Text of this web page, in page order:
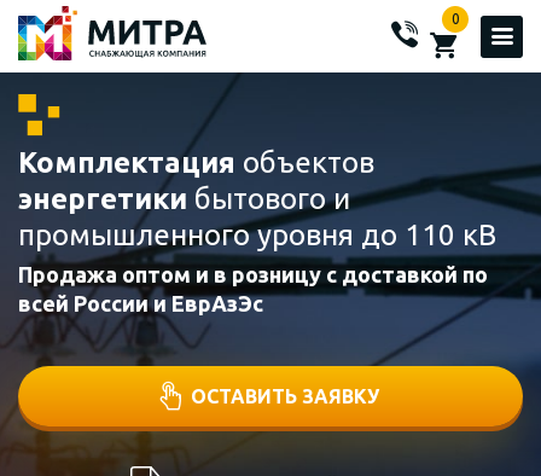
0
Комплектация объектов
энергетики бытового и
промышленного уровня до 110 кВ
Продажа оптом и в розницу с доставкой по
всей России и ЕврАзЭс
ОСТАВИТЬ ЗАЯВКУ